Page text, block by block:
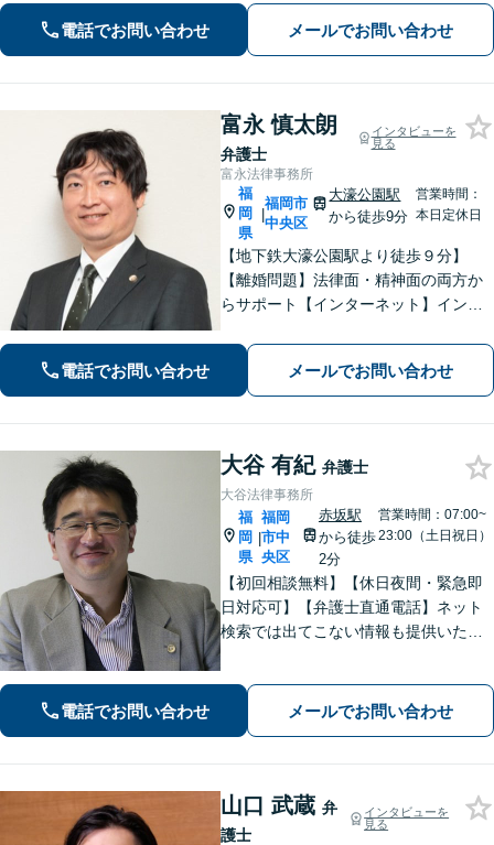
電話でお問い合わせ メールでお問い合わせ
富永 慎太朗
弁護士
インタビューを
見る
富永法律事務所
福
岡
県
|
福岡市
中央区
大濠公園駅
から徒歩9分
営業時間：
本日定休日
【地下鉄大濠公園駅より徒歩９分】
【離婚問題】法律面・精神面の両方か
らサポート【インターネット】インス
決実績多数【休日面談可】【子連れ相
談可】【初回面談無料】
電話でお問い合わせ メールでお問い合わせ
大谷 有紀 弁護士
大谷法律事務所
福
岡
県
|
福岡
市中
央区
赤坂駅
から徒歩
2分
営業時間：07:00~
23:00（土日祝日）
【初回相談無料】【休日夜間・緊急即
日対応可】【弁護士直通電話】ネット
検索では出てこない情報も提供いたし
でも諦めずに是非一度ご相談くださ
い。【福岡市中央区赤坂駅徒歩２分】
電話でお問い合わせ メールでお問い合わせ
山口 武蔵 弁
護士
インタビューを
見る